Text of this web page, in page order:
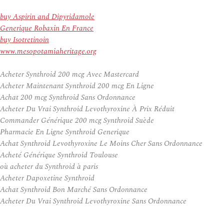
buy Aspirin and Dipyridamole
Generique Robaxin En France
buy Isotretinoin
www.mesopotamiaheritage.org
Acheter Synthroid 200 mcg Avec Mastercard
Acheter Maintenant Synthroid 200 mcg En Ligne
Achat 200 mcg Synthroid Sans Ordonnance
Acheter Du Vrai Synthroid Levothyroxine À Prix Réduit
Commander Générique 200 mcg Synthroid Suède
Pharmacie En Ligne Synthroid Generique
Achat Synthroid Levothyroxine Le Moins Cher Sans Ordonnance
Acheté Générique Synthroid Toulouse
où acheter du Synthroid à paris
Acheter Dapoxetine Synthroid
Achat Synthroid Bon Marché Sans Ordonnance
Acheter Du Vrai Synthroid Levothyroxine Sans Ordonnance